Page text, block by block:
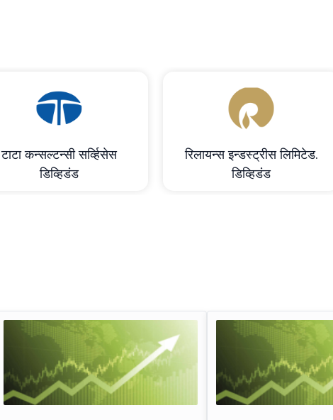
टाटा कन्सल्टन्सी सर्व्हिसेस
डिव्हिडंड
रिलायन्स इन्डस्ट्रीस लिमिटेड.
डिव्हिडंड